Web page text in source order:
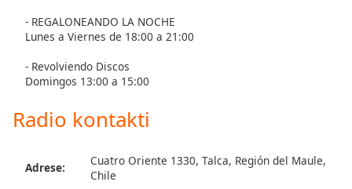
window.
Escape
- REGALONEANDO LA NOCHE
Lunes a Viernes de 18:00 a 21:00
- Revolviendo Discos
Domingos 13:00 a 15:00
Radio kontakti
Adrese:
Cuatro Oriente 1330, Talca, Región del Maule,
Chile